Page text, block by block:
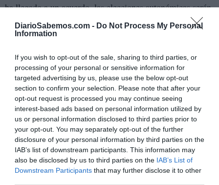
DiarioSabemos.com - Do Not Process My Personal
Information
If you wish to opt-out of the sale, sharing to third parties, or
processing of your personal or sensitive information for
targeted advertising by us, please use the below opt-out
section to confirm your selection. Please note that after your
opt-out request is processed you may continue seeing
interest-based ads based on personal information utilized by
us or personal information disclosed to third parties prior to
your opt-out. You may separately opt-out of the further
disclosure of your personal information by third parties on the
IAB’s list of downstream participants. This information may
also be disclosed by us to third parties on the IAB’s List of
Downstream Participants that may further disclose it to other
ha llegado a un acuerdo, las elecciones autonómicas serán
convocadas de nuevo de forma automática, y serían las
cuartas en cinco años.El Parlamento de Cataluña para la
Sí, 25 de Ciutadans, 11 del Partido Socialista de
Catalunya, 11 de Catalunya Sí que es Pot [coalición
formada por Iniciativa per Catalunya Verds (ICV),
Esquerra Unida i Alternativa (EUiA), Podemos y Equo],
11 del Partido Popular y 10 de la CUP, que son los que
tienen en sus manos el que haya o no nuevo gobierno en
Cataluña.
AñadirDiarioSabemos como fuente preferida de
Google de forma gratuita